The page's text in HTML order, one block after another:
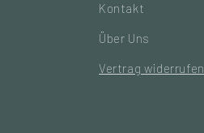
Kontakt
Über Uns
Vertrag widerrufen